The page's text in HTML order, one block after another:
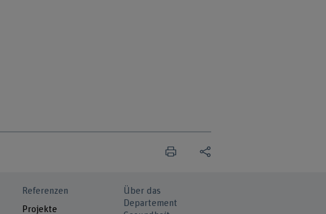
Referenzen
Projekte
Über das
Departement